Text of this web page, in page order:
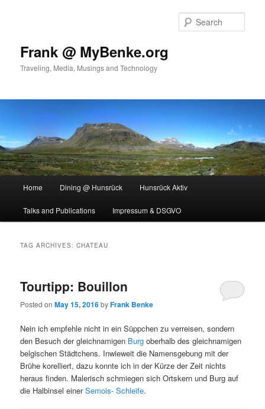
Frank @ MyBenke.org
Traveling, Media, Musings and Technology
Home Dining @ Hunsrück Hunsrück Aktiv
Talks and Publications Impressum & DSGVO
TAG ARCHIVES:CHATEAU
Tourtipp: Bouillon
Posted onMay 15, 2016byFrank Benke
Nein ich empfehle nicht in ein Süppchen zu verreisen, sondern
den Besuch der gleichnamigen Burg oberhalb des gleichnamigen
belgischen Städtchens. Inwieweit die Namensgebung mit der
Brühe korelliert, dazu konnte ich in der Kürze der Zeit nichts
heraus finden. Malerisch schmiegen sich Ortskern und Burg auf
die Halbinsel einerSemois- Schleife.